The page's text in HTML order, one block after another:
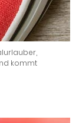
kommt